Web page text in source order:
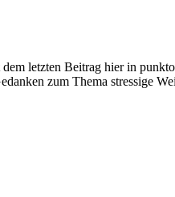
letzten Beitrag hier in
zum Thema stressige